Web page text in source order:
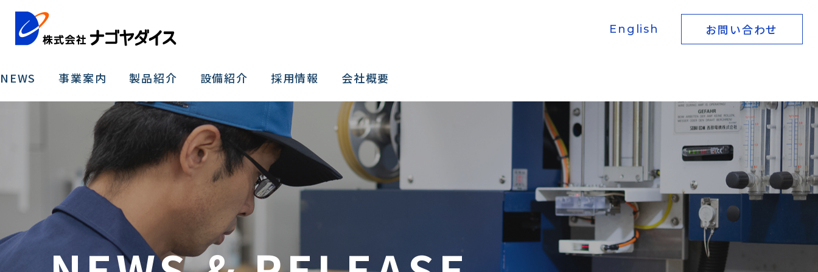
English お問い合わせ
NEWS 事業案内 製品紹介 設備紹介 採用情報 会社概要